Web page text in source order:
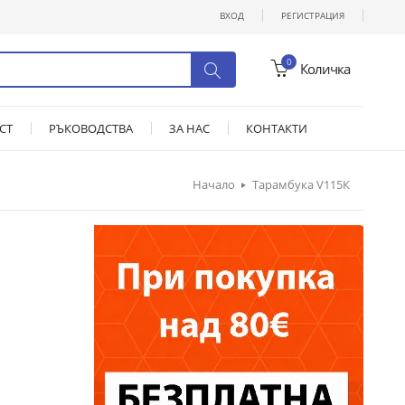
ВХОД РЕГИСТРАЦИЯ
0 Количка
РЪКОВОДСТВА ЗА НАС КОНТАКТИ
Начало Тарамбука V115К